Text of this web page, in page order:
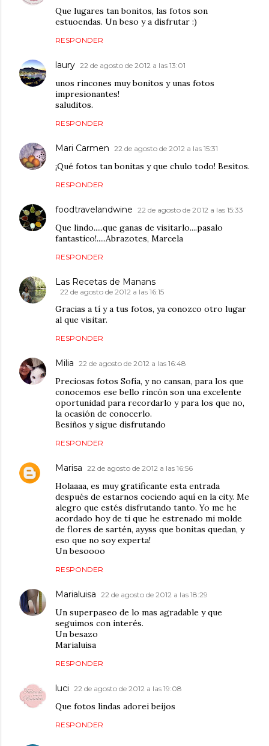
Que lugares tan bonitos, las fotos son
estuoendas. Un beso y a disfrutar :)
RESPONDER
laury 22 de agosto de 2012 a las 13:01
unos rincones muy bonitos y unas fotos
impresionantes!
saluditos.
RESPONDER
Mari Carmen 22 de agosto de 2012 a las 15:31
¡Qué fotos tan bonitas y que chulo todo! Besitos.
RESPONDER
foodtravelandwine 22 de agosto de 2012 a las 15:33
Que lindo.....que ganas de visitarlo....pasalo
fantastico!.....Abrazotes, Marcela
RESPONDER
Las Recetas de Manans
22 de agosto de 2012 a las 16:15
Gracias a tí y a tus fotos, ya conozco otro lugar
al que visitar.
RESPONDER
Milia 22 de agosto de 2012 a las 16:48
Preciosas fotos Sofía, y no cansan, para los que
conocemos ese bello rincón son una excelente
oportunidad para recordarlo y para los que no,
la ocasión de conocerlo.
Besiños y sigue disfrutando
RESPONDER
Marisa 22 de agosto de 2012 a las 16:56
Holaaaa, es muy gratificante esta entrada
después de estarnos cociendo aquí en la city. Me
alegro que estés disfrutando tanto. Yo me he
acordado hoy de ti que he estrenado mi molde
de flores de sartén, ayyss que bonitas quedan, y
eso que no soy experta!
Un besoooo
RESPONDER
Marialuisa 22 de agosto de 2012 a las 18:29
Un superpaseo de lo mas agradable y que
seguimos con interés.
Un besazo
Marialuisa
RESPONDER
luci 22 de agosto de 2012 a las 19:08
Que fotos lindas adorei beijos
RESPONDER